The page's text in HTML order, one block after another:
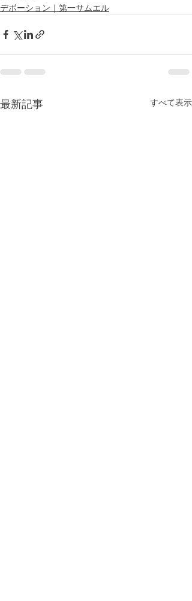
デボーション｜第一サムエル
最新記事 すべて表示